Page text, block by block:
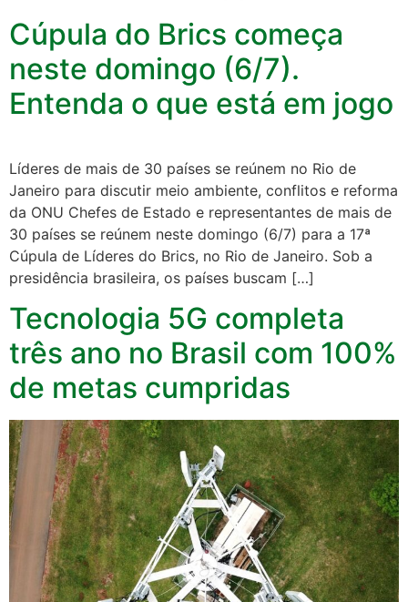
Cúpula do Brics começa
neste domingo (6/7).
Entenda o que está em jogo
Líderes de mais de 30 países se reúnem no Rio de
Janeiro para discutir meio ambiente, conflitos e reforma
da ONU Chefes de Estado e representantes de mais de
30 países se reúnem neste domingo (6/7) para a 17ª
Cúpula de Líderes do Brics, no Rio de Janeiro. Sob a
presidência brasileira, os países buscam […]
Tecnologia 5G completa
três ano no Brasil com 100%
de metas cumpridas